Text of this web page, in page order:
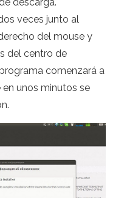
veces junto al
del mouse y
del centro de
comenzará a
unos minutos se